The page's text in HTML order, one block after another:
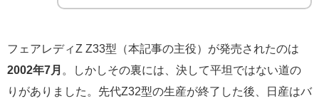
フェアレディZ Z33型（本記事の主役）が発売されたのは
2002年7月 。しかしその裏には、決して平坦ではない道の
りがありました。先代Z32型の生産が終了した後、日産はバ